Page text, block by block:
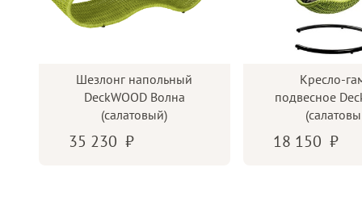
Шезлонг напольный
DeckWOOD Волна
(салатовый)
35 230
Кресло-
подвесное
18 150